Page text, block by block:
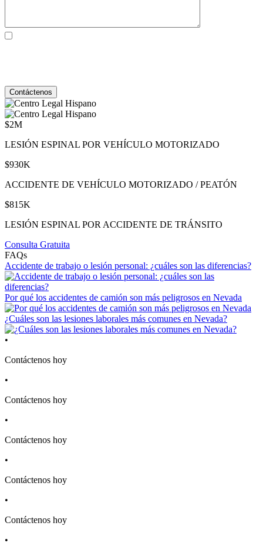
$2M
LESIÓN ESPINAL POR VEHÍCULO MOTORIZADO
$930K
ACCIDENTE DE VEHÍCULO MOTORIZADO / PEATÓN
$815K
LESIÓN ESPINAL POR ACCIDENTE DE TRÁNSITO
Consulta Gratuita
FAQs
Accidente de trabajo o lesión personal: ¿cuáles son las diferencias?
Por qué los accidentes de camión son más peligrosos en Nevada
¿Cuáles son las lesiones laborales más comunes en Nevada?
•
Contáctenos hoy
•
Contáctenos hoy
•
Contáctenos hoy
•
Contáctenos hoy
•
Contáctenos hoy
•